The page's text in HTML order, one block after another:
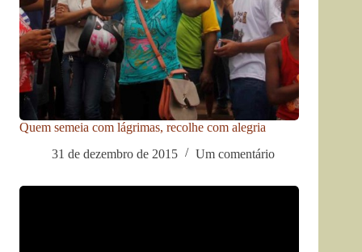
Quem semeia com lágrimas, recolhe com alegria
31 de dezembro de 2015
Um comentário